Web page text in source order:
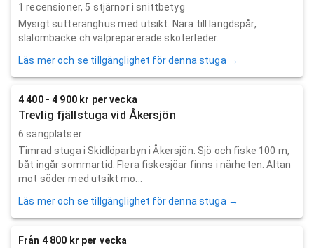
1 recensioner, 5 stjärnor i snittbetyg
Mysigt sutteränghus med utsikt. Nära till längdspår,
slalombacke ch välpreparerade skoterleder.
Läs mer och se tillgänglighet för denna stuga →
4 400 - 4 900 kr per vecka
Trevlig fjällstuga vid Åkersjön
6 sängplatser
Timrad stuga i Skidlöparbyn i Åkersjön. Sjö och fiske 100 m,
båt ingår sommartid. Flera fiskesjöar finns i närheten. Altan
mot söder med utsikt mo...
Läs mer och se tillgänglighet för denna stuga →
Från 4 800 kr per vecka